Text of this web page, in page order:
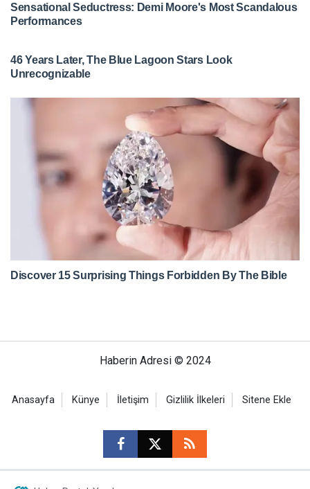
Haberin Adresi © 2024
Anasayfa Künye İletişim Gizlilik İlkeleri Sitene Ekle